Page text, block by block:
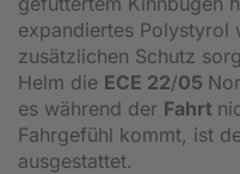
expandiertes Polystyrol
zusätzlichen Schutz
Helm die ECE 22/05
es während der Fahrt
Fahrgefühl kommt, ist
ausgestattet.